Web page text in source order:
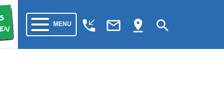
MENU phone_callback mail_outline pin_drop search